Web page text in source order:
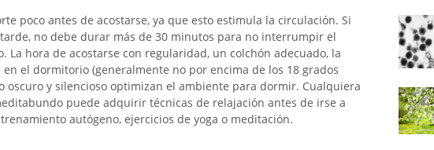
poco antes de acostarse, ya que esto estimula la circulación. Si
no debe durar más de 30 minutos para no interrumpir el
La hora de acostarse con regularidad, un colchón adecuado, la
el dormitorio (generalmente no por encima de los 18 grados
oscuro y silencioso optimizan el ambiente para dormir. Cualquiera
puede adquirir técnicas de relajación antes de irse a
autógeno, ejercicios de yoga o meditación.